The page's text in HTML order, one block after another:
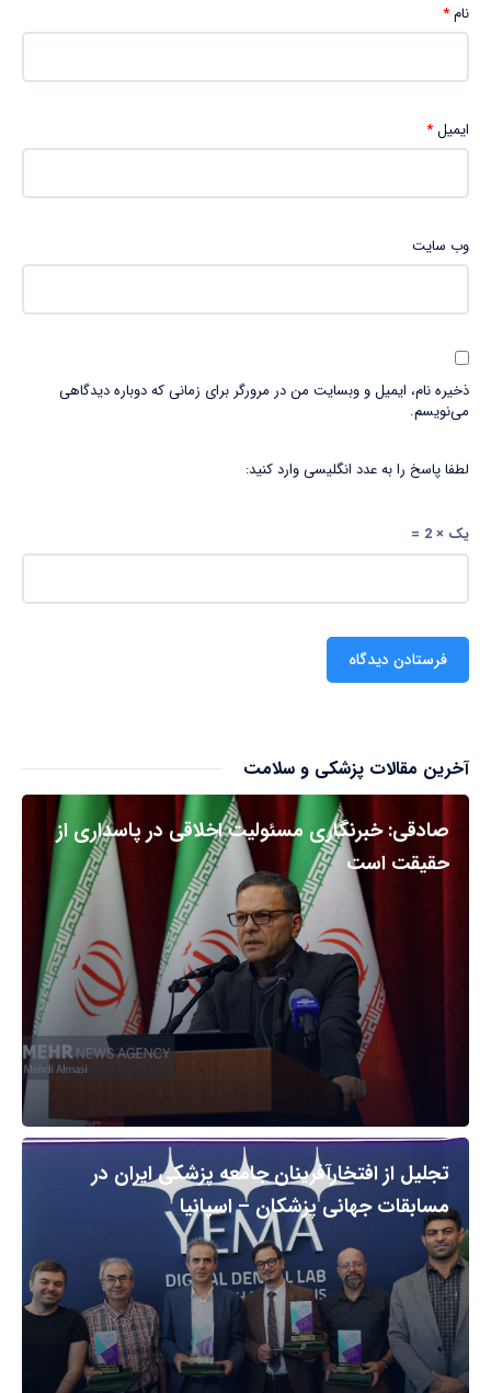
نام*
ایمیل*
وب‌ سایت
ذخیره نام، ایمیل و وبسایت من در مرورگر برای زمانی که دوباره دیدگاهی
می‌نویسم.
لطفا پاسخ را به عدد انگلیسی وارد کنید:
یک × 2 =
آخرین مقالات پزشکی و سلامت
صادقی: خبرنگاری مسئولیت اخلاقی در پاسداری از
حقیقت است
تجلیل از افتخارآفرینان جامعه پزشکی ایران در
مسابقات جهانی پزشکان – اسپانیا